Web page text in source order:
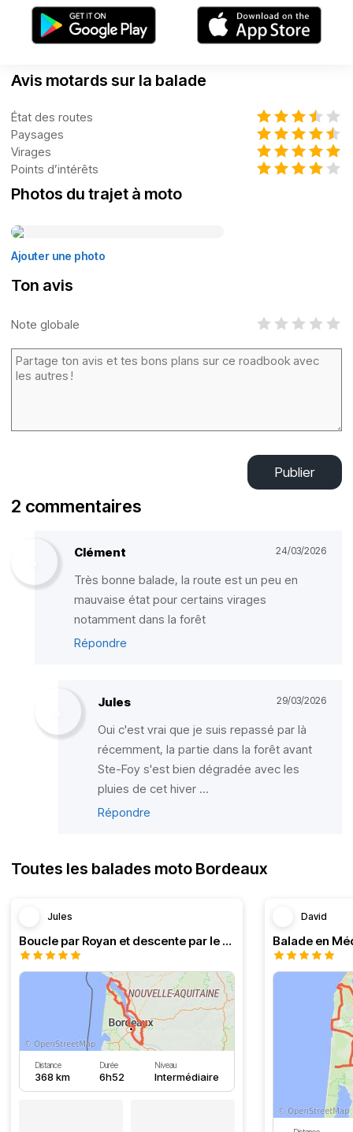
Avis motards sur la balade
État des routes
Paysages
Virages
Points d’intérêts
Photos du trajet à moto
Ajouter une photo
Ton avis
Note globale
Publier
2 commentaires
Clément 24/03/2026
Très bonne balade, la route est un peu en
mauvaise état pour certains virages
notamment dans la forêt
Répondre
Jules 29/03/2026
Oui c'est vrai que je suis repassé par là
récemment, la partie dans la forêt avant
Ste-Foy s'est bien dégradée avec les
pluies de cet hiver ...
Répondre
Toutes les balades moto Bordeaux
Jules
Boucle par Royan et descente par le Médoc
Distance
368 km
Durée
6h52
Niveau
Intermédiaire
David